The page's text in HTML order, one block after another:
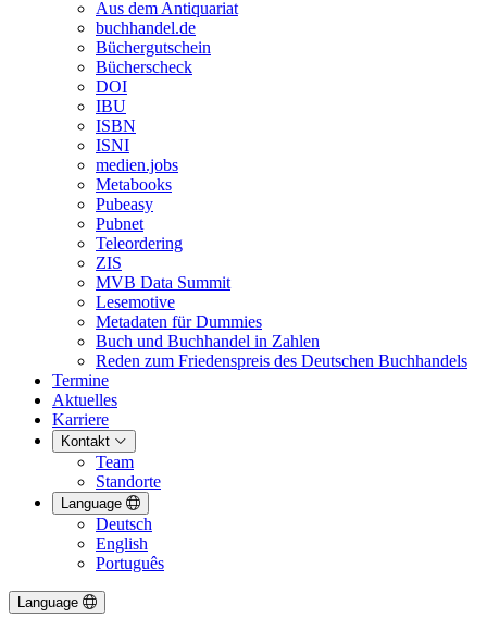
Aus dem Antiquariat
buchhandel.de
Büchergutschein
Bücherscheck
DOI
IBU
ISBN
ISNI
medien.jobs
Metabooks
Pubeasy
Pubnet
Teleordering
ZIS
MVB Data Summit
Lesemotive
Metadaten für Dummies
Buch und Buchhandel in Zahlen
Reden zum Friedenspreis des Deutschen Buchhandels
Termine
Aktuelles
Karriere
Kontakt
Team
Standorte
Language
Deutsch
English
Português
Language